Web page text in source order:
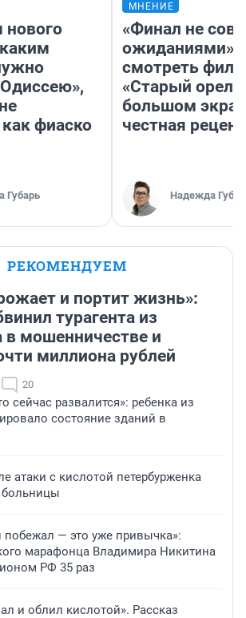
фиаско
Губарь
МНЕНИЕ
«Финал не
ожиданиями»:
смотреть
«Старый орел»
большом
честная
Надежда
РЕКОМЕНДУЕМ
и портит жизнь»:
турагента из
в мошенничестве и
миллиона рублей
20
сейчас развалится»: ребенка из
состояние зданий в
атаки с кислотой петербурженка
побежал — это уже привычка»:
марафонца Владимира Никитина
РФ 35 раз
и облил кислотой». Рассказ